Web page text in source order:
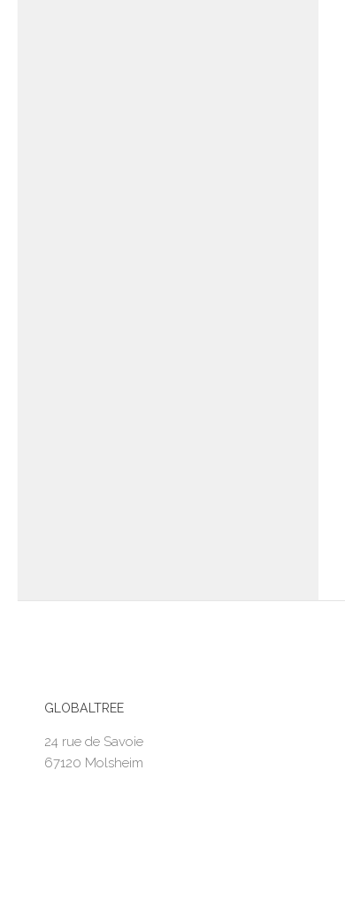
GLOBALTREE
24 rue de Savoie
67120 Molsheim